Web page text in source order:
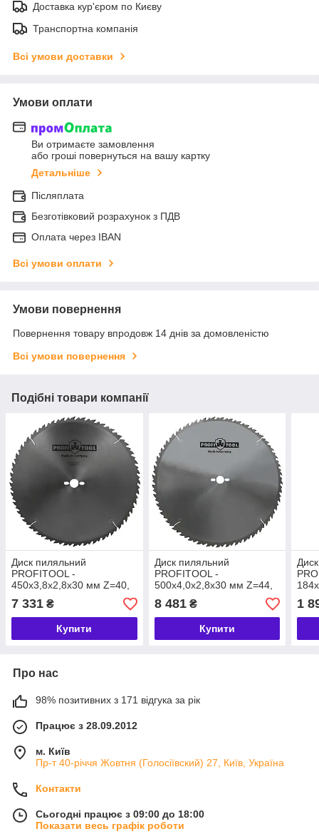
Доставка кур'єром по Києву
Транспортна компанія
Всі умови доставки
Умови оплати
Ви отримаєте замовлення
або гроші повернуться на вашу картку
Детальніше
Післяплата
Безготівковий розрахунок з ПДВ
Оплата через IBAN
Всі умови оплати
Умови повернення
Повернення товару впродовж 14 днів за домовленістю
Всі умови повернення
Подібні товари компанії
Диск пиляльний
PROFITOOL -
450х3,8х2,8х30 мм Z=40,
LWZ (ATB) (2145001)
7 331 ₴
Купити
Диск пиляльний
PROFITOOL -
500х4,0х2,8х30 мм Z=44,
LWZ (ATB) (2150001)
8 481₴
Купити
W
1
Про нас
98% позитивних з 171 відгука за рік
Працює з 28.09.2012
м. Київ
Пр-т 40-річчя Жовтня (Голосіївский) 27, Київ, Україна
Контакти
Сьогодні працює з 09:00 до 18:00
Показати весь графік роботи